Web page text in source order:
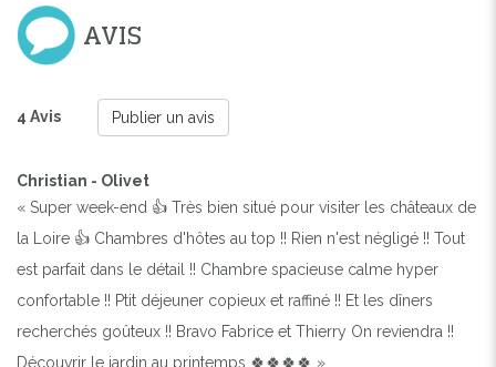
AVIS
4 Avis Publier un avis
Christian - Olivet
« Super week-end 👍 Très bien situé pour visiter les châteaux de
la Loire 👍 Chambres d'hôtes au top !! Rien n'est négligé !! Tout
est parfait dans le détail !! Chambre spacieuse calme hyper
confortable !! Ptit déjeuner copieux et raffiné !! Et les dîners
recherchés goûteux !! Bravo Fabrice et Thierry On reviendra !!
Découvrir le jardin au printemps 🍀🍀🍀🍀 »